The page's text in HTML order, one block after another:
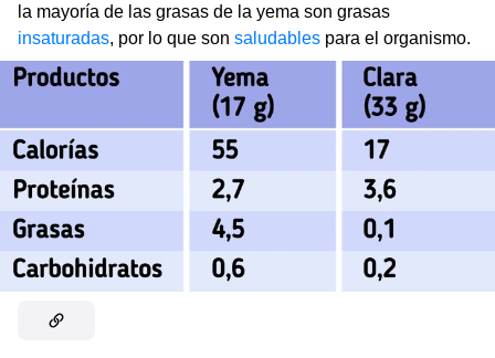
la mayoría de las grasas de la yema son grasas
insaturadas, por lo que son saludables para el organismo.